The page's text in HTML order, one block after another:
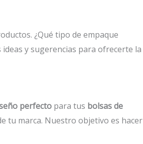
¿Qué tipo de empaque
y sugerencias para ofrecerte la
perfecto para tus bolsas de
tu marca. Nuestro objetivo es hacer